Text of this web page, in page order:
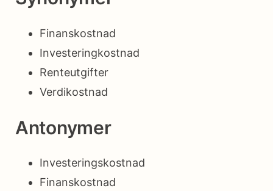
Finanskostnad
Investeringkostnad
Renteutgifter
Verdikostnad
Antonymer
Investeringskostnad
Finanskostnad